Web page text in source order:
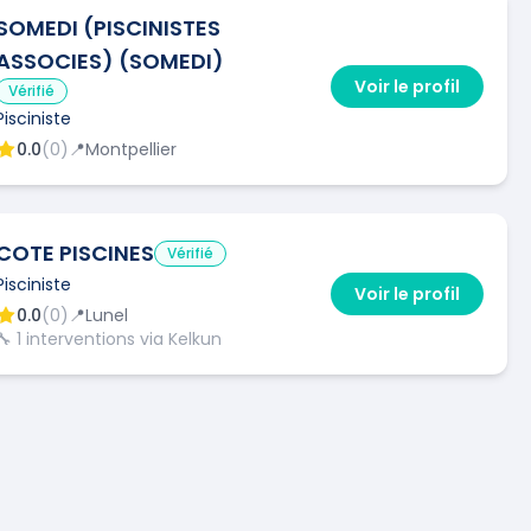
(PISCINISTES
(SOMEDI)
Vérifié
0.0(0) 📍Montpellier
Voir le profil
PISCINES Vérifié
0.0(0) 📍Lunel
1 interventions via Kelkun
Voir le profil